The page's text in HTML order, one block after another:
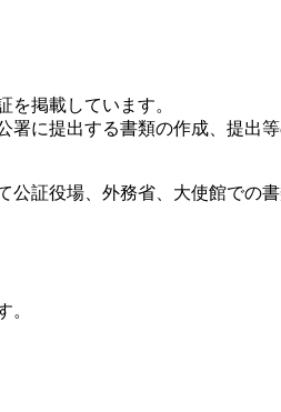
掲載しています。
に提出する書類の作成、提出
証役場、外務省、大使館での
。